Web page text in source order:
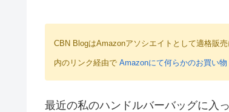
CBN BlogはAmazonアソシエイトとして適格販
内のリンク経由で Amazonにて何らかのお買い物
最近の私のハンドルバーバッグに入